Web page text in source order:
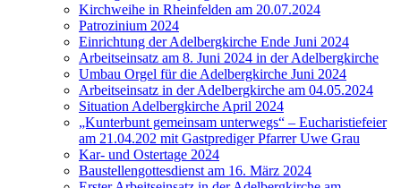
Kirchweihe in Rheinfelden am 20.07.2024
Patrozinium 2024
Einrichtung der Adelbergkirche Ende Juni 2024
Arbeitseinsatz am 8. Juni 2024 in der Adelbergkirche
Umbau Orgel für die Adelbergkirche Juni 2024
Arbeitseinsatz in der Adelbergkirche am 04.05.2024
Situation Adelbergkirche April 2024
„Kunterbunt gemeinsam unterwegs“ – Eucharistiefeier
am 21.04.202 mit Gastprediger Pfarrer Uwe Grau
Kar- und Ostertage 2024
Baustellengottesdienst am 16. März 2024